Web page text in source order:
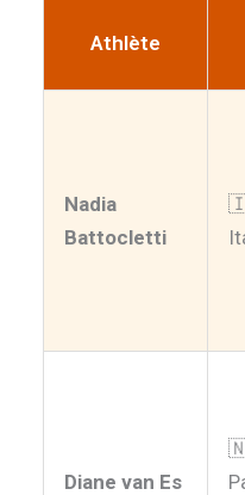
Athlète
Nadia
Battocletti
Diane van Es